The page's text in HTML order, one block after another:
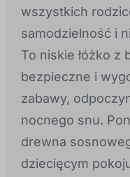
wszystkich
samodzielność i
To niskie łóżko z
bezpieczne i
zabawy,
nocnego snu.
drewna
dziecięcym